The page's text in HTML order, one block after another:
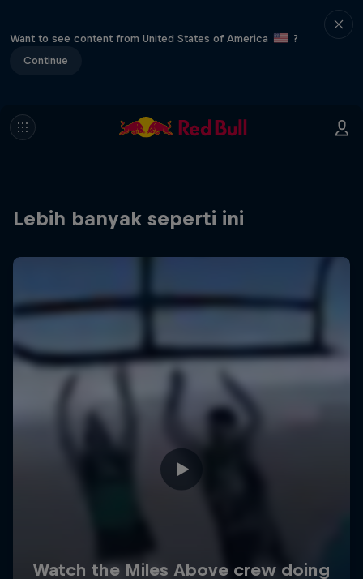
Want to see content from United States of America
?
Continue
Lebih banyak seperti ini